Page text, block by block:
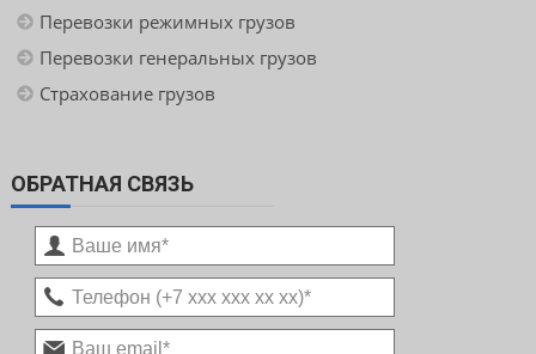
Перевозки режимных грузов
Перевозки генеральных грузов
Страхование грузов
ОБРАТНАЯ СВЯЗЬ